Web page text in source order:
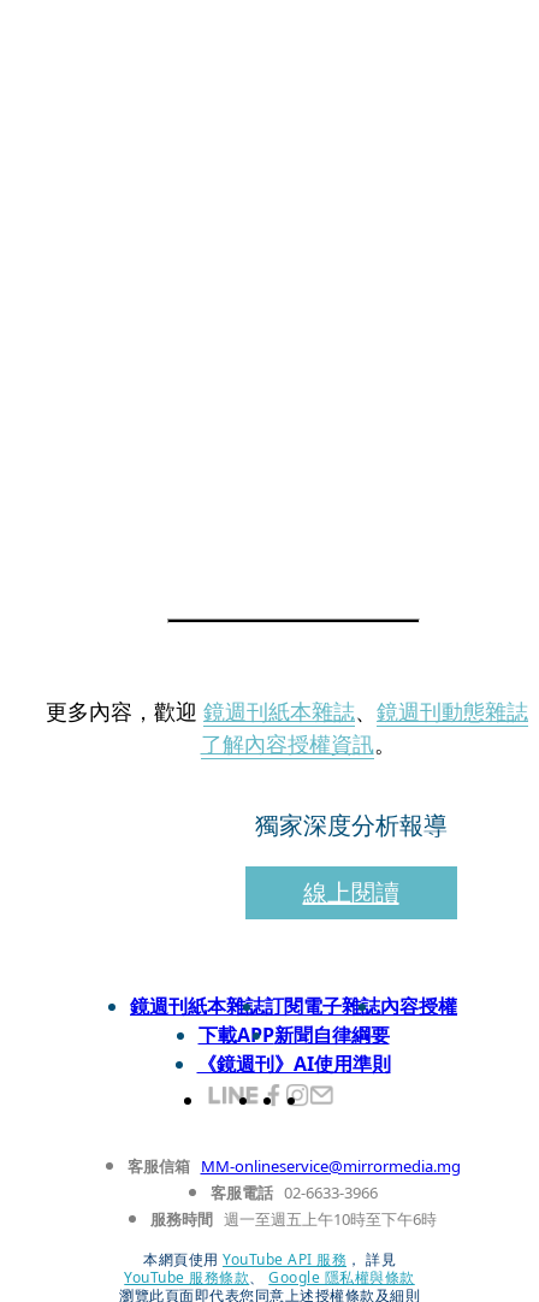
更多內容，歡迎 鏡週刊紙本雜誌、 鏡週刊動態雜誌
了解內容授權資訊。
獨家深度分析報導
線上閱讀
鏡週刊紙本雜誌訂閱電子雜誌內容授權
下載APP新聞自律綱要
《鏡週刊》AI使用準則
客服信箱 MM-onlineservice@mirrormedia.mg
客服電話 02-6633-3966
服務時間 週一至週五上午10時至下午6時
本網頁使用 YouTube API 服務 ， 詳見
YouTube 服務條款、
Google 隱私權與條款
瀏覽此頁面即代表您同意上述授權條款及細則